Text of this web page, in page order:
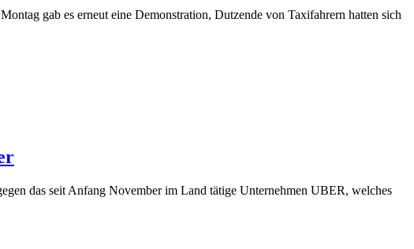
gab es erneut eine Demonstration, Dutzende von Taxifahrern hatten sich
das seit Anfang November im Land tätige Unternehmen UBER, welches